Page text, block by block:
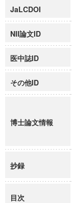
JaLCDOI
NII論文ID
医中誌ID
その他ID
博士論文情報
抄録
目次